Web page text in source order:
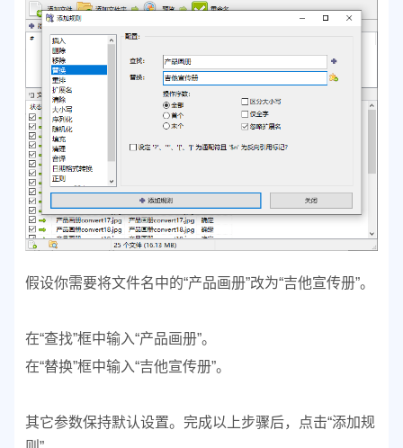
假设你需要将文件名中的“产品画册”改为“吉他宣传册”。
在“查找”框中输入“产品画册”。
在“替换”框中输入“吉他宣传册”。
其它参数保持默认设置。 完成以上步骤后，点击“添加规